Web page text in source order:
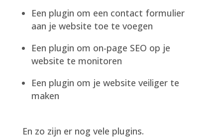
Een plugin om een contact formulier
aan je website toe te voegen
Een plugin om on-page SEO op je
website te monitoren
Een plugin om je website veiliger te
maken
En zo zijn er nog vele plugins.